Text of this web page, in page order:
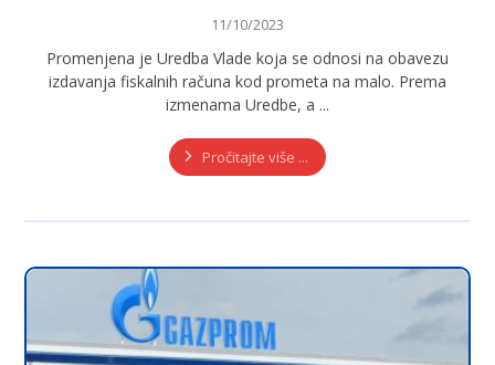
11/10/2023
Promenjena je Uredba Vlade koja se odnosi na obavezu
izdavanja fiskalnih računa kod prometa na malo. Prema
izmenama Uredbe, a ...
Pročitajte više ...